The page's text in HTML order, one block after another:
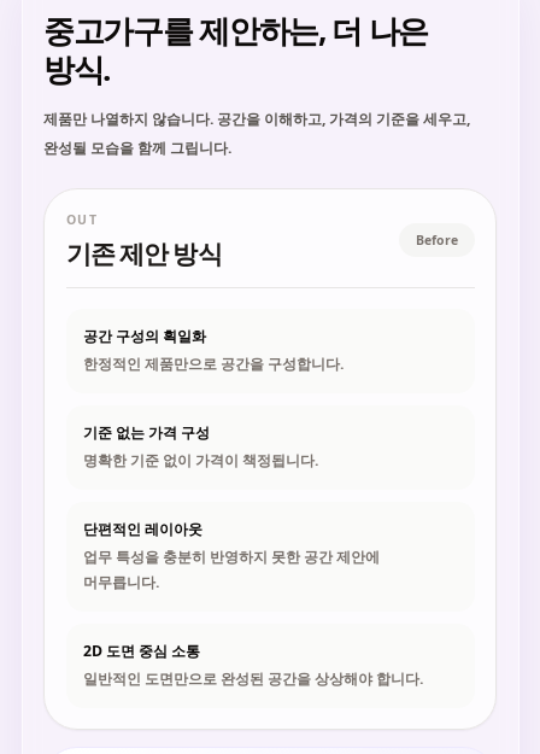
중고가구를 제안하는, 더 나은
방식.
제품만 나열하지 않습니다. 공간을 이해하고, 가격의 기준을 세우고,
완성될 모습을 함께 그립니다.
OUT
기존 제안 방식 Before
공간 구성의 획일화
한정적인 제품만으로 공간을 구성합니다.
기준 없는 가격 구성
명확한 기준 없이 가격이 책정됩니다.
단편적인 레이아웃
업무 특성을 충분히 반영하지 못한 공간 제안에
머무릅니다.
2D 도면 중심 소통
일반적인 도면만으로 완성된 공간을 상상해야 합니다.